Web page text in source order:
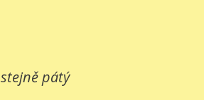
pátý